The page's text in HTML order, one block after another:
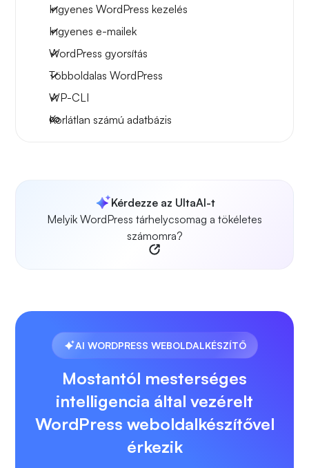
Ingyenes WordPress kezelés
Ingyenes e-mailek
WordPress gyorsítás
Többoldalas WordPress
WP-CLI
Korlátlan számú adatbázis
Kérdezze az UltaAI-t
Melyik WordPress tárhelycsomag a tökéletes
számomra?
AI WORDPRESS WEBOLDALKÉSZÍTŐ
Mostantól mesterséges
intelligencia által vezérelt
WordPress weboldalkészítővel
érkezik